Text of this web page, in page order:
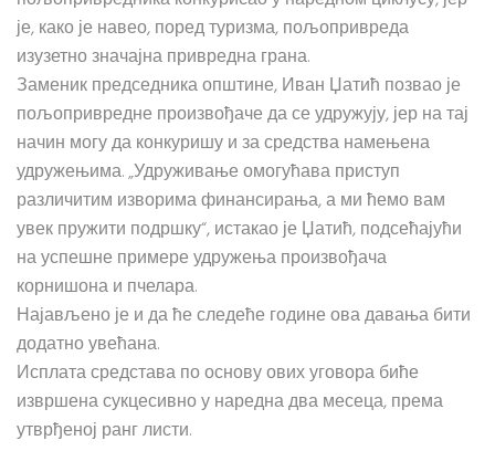
је, како је навео, поред туризма, пољопривреда
изузетно значајна привредна грана.
Заменик председника општине, Иван Џатић позвао је
пољопривредне произвођаче да се удружују, јер на тај
начин могу да конкуришу и за средства намењена
удружењима. „Удруживање омогућава приступ
различитим изворима финансирања, а ми ћемо вам
увек пружити подршку“, истакао је Џатић, подсећајући
на успешне примере удружења произвођача
корнишона и пчелара.
Најављено је и да ће следеће године ова давања бити
додатно увећана.
Исплата средстава по основу ових уговора биће
извршена сукцесивно у наредна два месеца, према
утврђеној ранг листи.